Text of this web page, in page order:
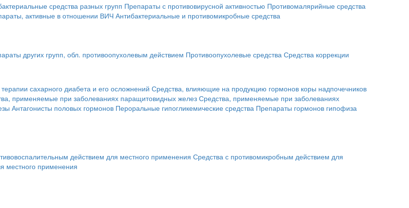
средства разных групп Препараты с противовирусной активностью Противомалярийные средства
активные в отношении ВИЧАнтибактериальные и противомикробные средства
других групп, обл. противоопухолевым действием Противоопухолевые средства Средства коррекции
сахарного диабета и его осложнений Средства, влияющие на продукцию гормонов коры надпочечников
применяемые при заболеваниях паращитовидных железСредства, применяемые при заболеваниях
Антагонисты половых гормонов Пероральные гипогликемические средства Препараты гормонов гипофиза
действием для местного применения Средства с противомикробным действием для
местного применения